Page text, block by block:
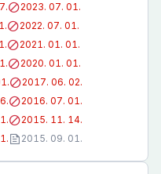
2023. 07. 01.
2022. 07. 01.
2021. 01. 01.
2020. 01. 01.
2017. 06. 02.
2016. 07. 01.
2015. 11. 14.
2015. 09. 01.